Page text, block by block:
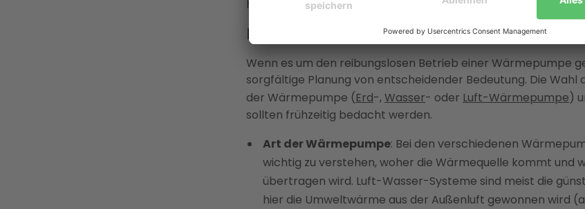
häufigsten Probleme und wie Sie sie vermeiden können:
Mangelnde Planung
Wenn es um den reibungslosen Betrieb einer Wärmepumpe
sorgfältige Planung von entscheidender Bedeutung. Die Wahl
der Wärmepumpe (Erd-, Wasser- oder Luft-Wärmepumpe)
sollten frühzeitig bedacht werden.
Art der Wärmepumpe: Bei den verschiedenen
wichtig zu verstehen, woher die Wärmequelle kommt und
übertragen wird. Luft-Wasser-Systeme sind meist die
hier die Umweltwärme aus der Außenluft gewonnen wird